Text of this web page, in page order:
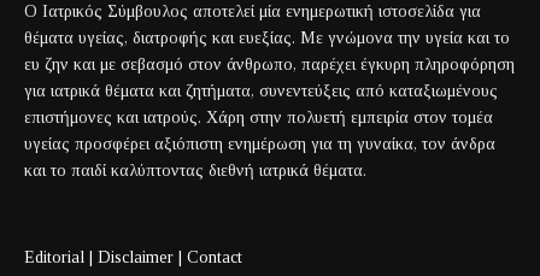
Ο Ιατρικός Σύμβουλος αποτελεί μία ενημερωτική ιστοσελίδα για
θέματα υγείας, διατροφής και ευεξίας. Με γνώμονα την υγεία και το
ευ ζην και με σεβασμό στον άνθρωπο, παρέχει έγκυρη πληροφόρηση
για ιατρικά θέματα και ζητήματα, συνεντεύξεις από καταξιωμένους
επιστήμονες και ιατρούς. Χάρη στην πολυετή εμπειρία στον τομέα
υγείας προσφέρει αξιόπιστη ενημέρωση για τη γυναίκα, τον άνδρα
και το παιδί καλύπτοντας διεθνή ιατρικά θέματα.
Editorial | Disclaimer | Contact